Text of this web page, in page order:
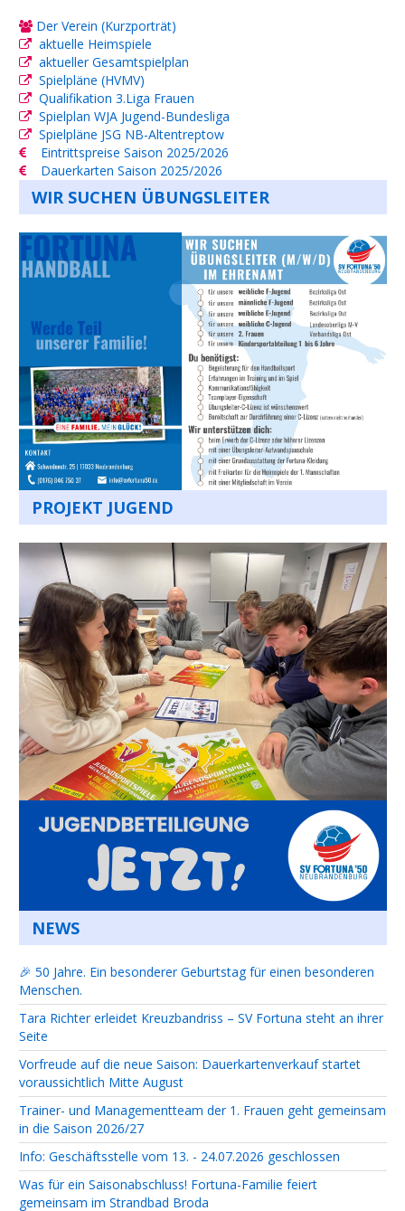
Der Verein (Kurzporträt)
aktuelle Heimspiele
aktueller Gesamtspielplan
Spielpläne (HVMV)
Qualifikation 3.Liga Frauen
Spielplan WJA Jugend-Bundesliga
Spielpläne JSG NB-Altentreptow
Eintrittspreise Saison 2025/2026
Dauerkarten Saison 2025/2026
WIR SUCHEN ÜBUNGSLEITER
PROJEKT JUGEND
NEWS
🎉 50 Jahre. Ein besonderer Geburtstag für einen besonderen
Menschen.
Tara Richter erleidet Kreuzbandriss – SV Fortuna steht an ihrer
Seite
Vorfreude auf die neue Saison: Dauerkartenverkauf startet
voraussichtlich Mitte August
Trainer- und Managementteam der 1. Frauen geht gemeinsam
in die Saison 2026/27
Info: Geschäftsstelle vom 13. - 24.07.2026 geschlossen
Was für ein Saisonabschluss! Fortuna-Familie feiert
gemeinsam im Strandbad Broda